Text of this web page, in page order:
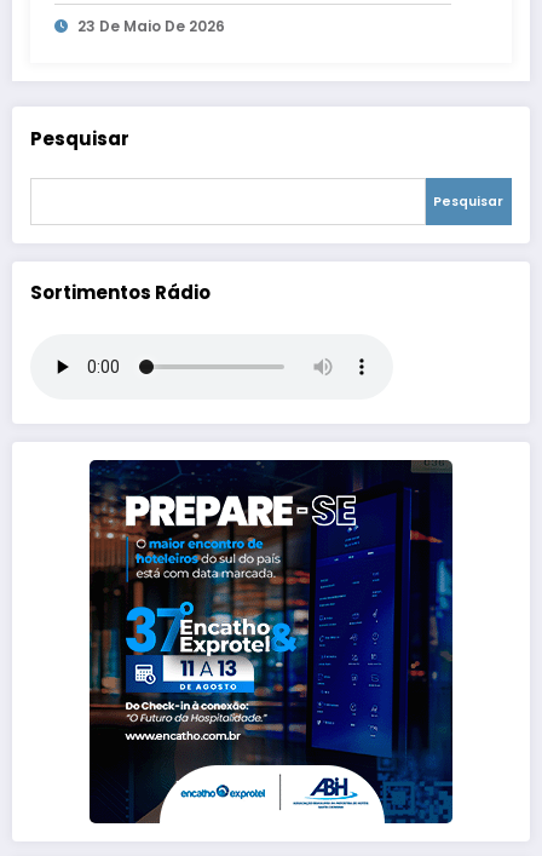
Comunicação
23 De Maio De 2026
Pesquisar
Pesquisar
Sortimentos Rádio